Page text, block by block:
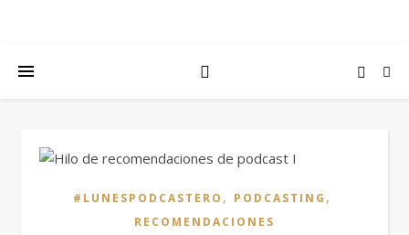
#LUNESPODCASTERO , PODCASTING ,
RECOMENDACIONES